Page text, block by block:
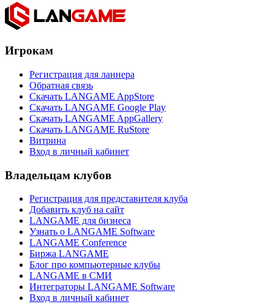
Игрокам
Регистрация для ланнера
Обратная связь
Скачать LANGAME AppStore
Скачать LANGAME Google Play
Скачать LANGAME AppGallery
Скачать LANGAME RuStore
Витрина
Вход в личный кабинет
Владельцам клубов
Регистрация для представителя клуба
Добавить клуб на сайт
LANGAME для бизнеса
Узнать о LANGAME Software
LANGAME Conference
Биржа LANGAME
Блог про компьютерные клубы
LANGAME в СМИ
Интеграторы LANGAME Software
Вход в личный кабинет